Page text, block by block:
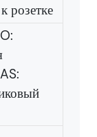
розетке